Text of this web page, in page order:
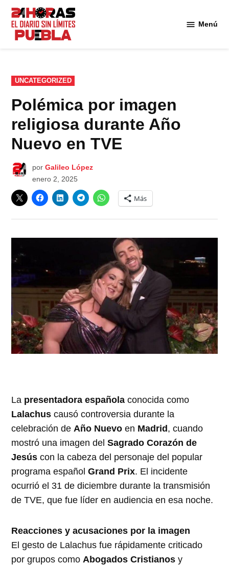
Saltar
contenido
Menú
PUBLICADO
EN
UNCATEGORIZED
Polémica por imagen
religiosa durante Año
Nuevo en TVE
por Galileo López
enero 2, 2025
Más
La presentadora española conocida como
Lalachus causó controversia durante la
celebración de Año Nuevo en Madrid, cuando
mostró una imagen delSagrado Corazón de
Jesús con la cabeza del personaje del popular
programa españolGrand Prix. El incidente
ocurrió el 31 de diciembre durante la transmisión
de TVE, que fue líder en audiencia en esa noche.
Reacciones y acusaciones por la imagen
El gesto de Lalachus fue rápidamente criticado
por grupos como Abogados Cristianos y